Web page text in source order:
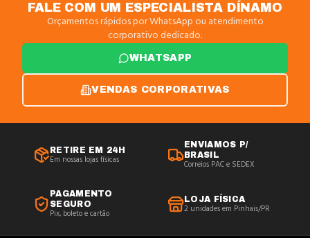
FALE COM UM ESPECIALISTA DÍNAMO
Orçamentos rápidos por WhatsApp ou atendimento
corporativo dedicado.
WHATSAPP
VENDAS CORPORATIVAS
RETIRE EM 24H
Em nossas lojas físicas
ENVIAMOS P/
BRASIL
Correios PAC e SEDEX
PAGAMENTO
SEGURO
Pix, boleto e cartão
LOJA FÍSICA
2 unidades em Pinhais/PR